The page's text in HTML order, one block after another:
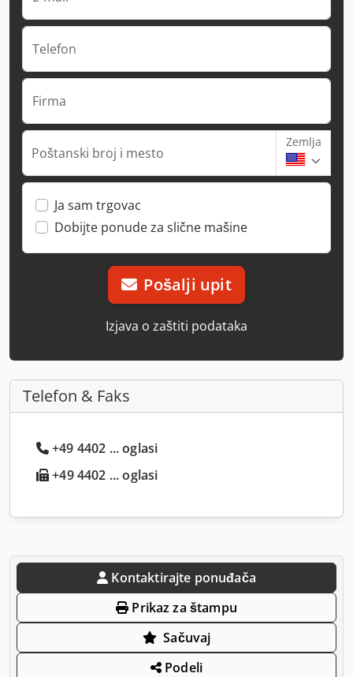
Telefon
Firma
Poštanski broj i mesto
Zemlja
Ja sam trgovac
Dobijte ponude za slične mašine
Pošalji upit
Izjava o zaštiti podataka
Telefon & Faks
+49 4402 ... oglasi
+49 4402 ... oglasi
Kontaktirajte ponuđača
Prikaz za štampu
Sačuvaj
Podeli